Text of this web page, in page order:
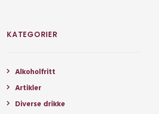
KATEGORIER
Alkoholfritt
Artikler
Diverse drikke